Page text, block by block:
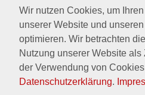
Wir nutzen Cookies, um
unserer Website und
optimieren. Wir betrachten
Nutzung unserer Website als
der Verwendung von
Datenschutzerklärung.
Weltweit setzen wir unsere
nach innovativen Lösungen in
Erfahren Sie